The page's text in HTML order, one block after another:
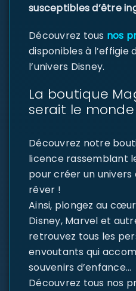
susceptibles d’être
Découvrez tous nos
disponibles à l’effigie
l’univers Disney.
La boutique
serait le
Découvrez notre
licence rassemblant
pour créer un univers
rêver !
Ainsi, plongez au
Disney, Marvel et
retrouvez tous les
envoutants qui
souvenirs d’enfance…
Découvrez tous nos